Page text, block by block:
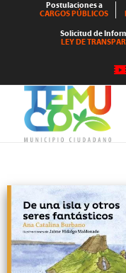
Postulaciones a
CARGOS PÚBLICOS
Solicitud de
LEY DE